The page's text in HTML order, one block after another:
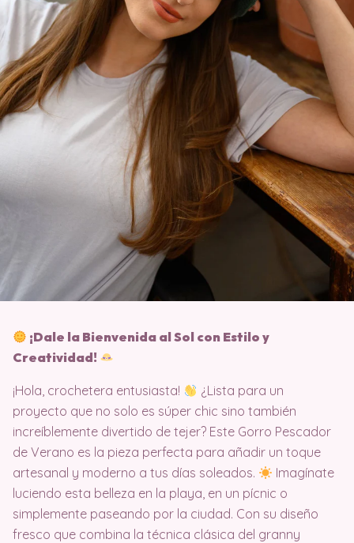
¡Dale la Bienvenida al Sol con Estilo y
Creatividad!
¡Hola, crochetera entusiasta!
¿Lista para un
proyecto que no solo es súper chic sino también
increíblemente divertido de tejer? Este Gorro Pescador
de Verano es la pieza perfecta para añadir un toque
artesanal y moderno a tus días soleados.
Imagínate
luciendo esta belleza en la playa, en un pícnic o
simplemente paseando por la ciudad. Con su diseño
fresco que combina la técnica clásica del granny